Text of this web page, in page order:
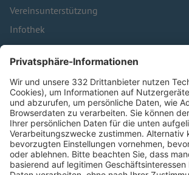
Vereinsunterstützung
Infothek
Kontakt
HÄUFIG BESUCHTE SEITEN
Pässe und Vereinswechsel
Trainerausbildung
Schulungsangebot Vereinsmitarbeiter
BFV-Geschäftsstellen